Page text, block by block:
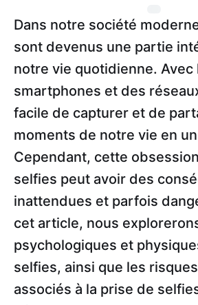
Dans notre société
sont devenus une partie
notre vie quotidienne. Avec
smartphones et des
facile de capturer et de
moments de notre vie en
Cependant, cette
selfies peut avoir des
inattendues et parfois
cet article, nous
psychologiques et
selfies, ainsi que les
associés à la prise de